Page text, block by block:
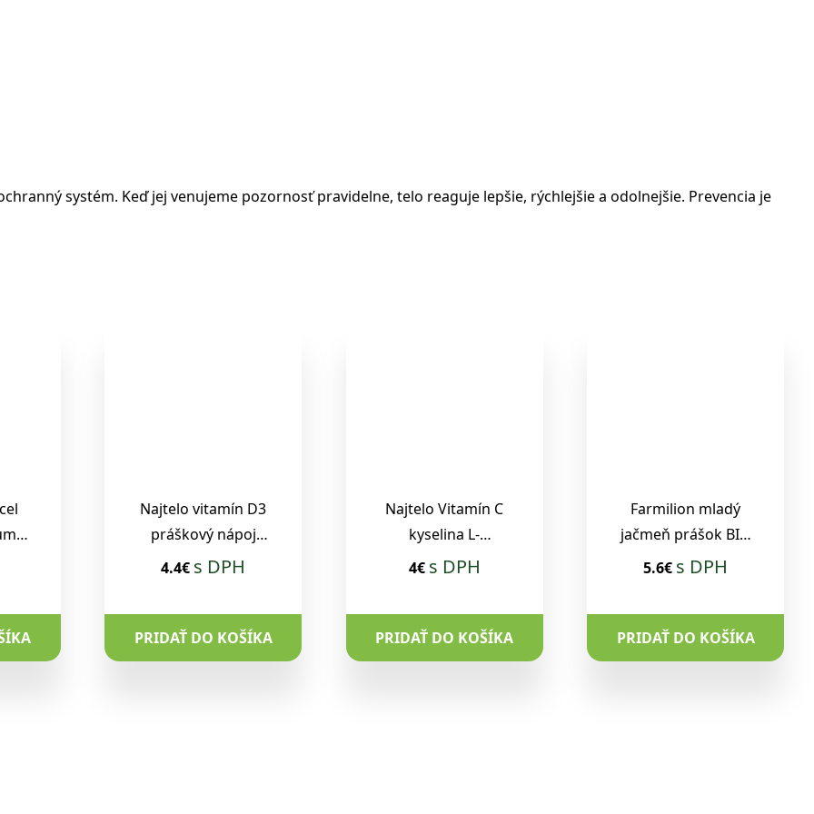
systém. Keď jej venujeme pozornosť pravidelne, telo reaguje lepšie, rýchlejšie a odolnejšie. Prevencia je
)
Najtelo vitamín D3
práškový nápoj
100g
4.4€ s DPH
PRIDAŤ DO KOŠÍKA
Najtelo Vitamín C
kyselina L-
askorbová 500 g
4€ s DPH
PRIDAŤ DO KOŠÍKA
Farmilion mladý
jačmeň prášok BIO
200 g
5.6€ s DPH
PRIDAŤ DO KOŠÍKA